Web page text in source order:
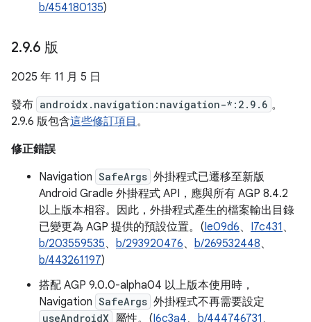
b/454180135)
2.9.6 版
2025 年 11 月 5 日
發布 androidx.navigation:navigation-*:2.9.6 。
2.9.6 版包含這些修訂項目 。
修正錯誤
Navigation SafeArgs 外掛程式已遷移至新版
Android Gradle 外掛程式 API，應與所有 AGP 8.4.2
以上版本相容。因此，外掛程式產生的檔案輸出目錄
已變更為 AGP 提供的預設位置。(Ie09d6、 I7c431 、
b/203559535、 b/293920476、 b/269532448、
b/443261197)
搭配 AGP 9.0.0-alpha04 以上版本使用時，
Navigation SafeArgs 外掛程式不再需要設定
useAndroidX 屬性。( I6c3a4、 b/444746731 、